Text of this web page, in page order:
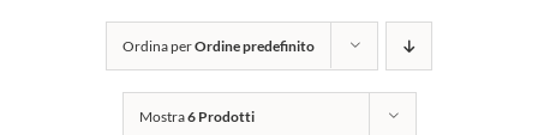
Ordina perOrdine predefinito
Mostra6 Prodotti